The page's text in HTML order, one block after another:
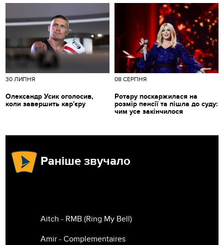
30 ЛИПНЯ
Олександр Усик оголосив,
коли завершить кар'єру
08 СЕРПНЯ
Ротару поскаржилася на
розмір пенсії та пішла до суду:
чим усе закінчилося
Раніше звучало
Aitch - RMB (Ring My Bell)
Amir - Complementaires